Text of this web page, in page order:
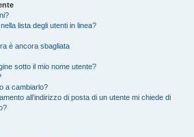
lista degli utenti in linea?
è ancora sbagliata
sotto il mio nome utente?
a cambiarlo?
all’indirizzo di posta di un utente mi chiede di